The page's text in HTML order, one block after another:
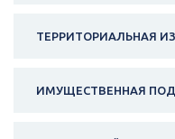
ТЕРРИТОРИАЛЬНАЯ
ИМУЩЕСТВЕННАЯ